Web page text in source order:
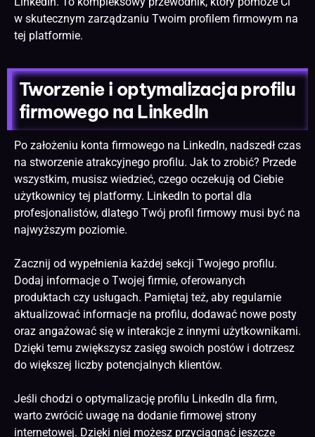
w skutecznym zarządzaniu Twoim profilem firmowym na
tej platformie.
Tworzenie i optymalizacja profilu
firmowego na LinkedIn
Po założeniu konta firmowego na LinkedIn, nadszedł czas
na stworzenie atrakcyjnego profilu. Jak to zrobić? Przede
wszystkim, musisz wiedzieć, czego oczekują od Ciebie
użytkownicy tej platformy. LinkedIn to portal dla
profesjonalistów, dlatego Twój profil firmowy musi być na
najwyższym poziomie.
Zacznij od wypełnienia każdej sekcji Twojego profilu.
Dodaj informacje o Twojej firmie, oferowanych
produktach czy usługach. Pamiętaj też, aby regularnie
aktualizować informacje na profilu, dodawać nowe posty
oraz angażować się w interakcje z innymi użytkownikami.
Dzięki temu zwiększysz zasięg swoich postów i dotrzesz
do większej liczby potencjalnych klientów.
Jeśli chodzi o optymalizację profilu LinkedIn dla firm,
warto zwrócić uwagę na dodanie firmowej strony
internetowej. Dzięki niej możesz przyciągnąć jeszcze